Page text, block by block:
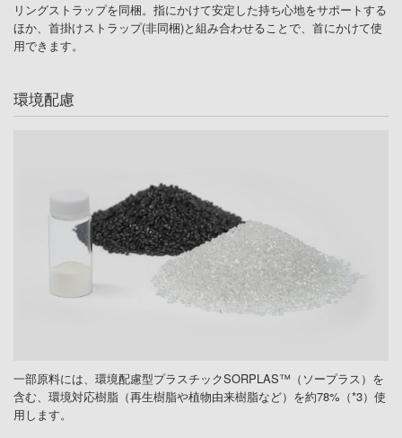
リングストラップを同梱。指にかけて安定した持ち心地をサポートする
ほか、首掛けストラップ(非同梱)と組み合わせることで、首にかけて使
用できます。
環境配慮
一部原料には、環境配慮型プラスチックSORPLAS™（ソープラス）を
含む、環境対応樹脂（再生樹脂や植物由来樹脂など）を約78%（*3）使
用します。